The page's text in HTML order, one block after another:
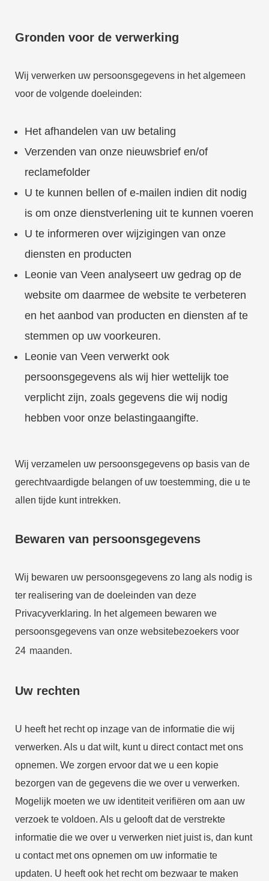
Gronden voor de verwerking
Wij verwerken uw persoonsgegevens in het algemeen
voor de volgende doeleinden:
Het afhandelen van uw betaling
Verzenden van onze nieuwsbrief en/of
reclamefolder
U te kunnen bellen of e-mailen indien dit nodig
is om onze dienstverlening uit te kunnen voeren
U te informeren over wijzigingen van onze
diensten en producten
Leonie van Veen analyseert uw gedrag op de
website om daarmee de website te verbeteren
en het aanbod van producten en diensten af te
stemmen op uw voorkeuren.
Leonie van Veen verwerkt ook
persoonsgegevens als wij hier wettelijk toe
verplicht zijn, zoals gegevens die wij nodig
hebben voor onze belastingaangifte.
Wij verzamelen uw persoonsgegevens op basis van de
gerechtvaardigde belangen of uw toestemming, die u te
allen tijde kunt intrekken.
Bewaren van persoonsgegevens
Wij bewaren uw persoonsgegevens zo lang als nodig is
ter realisering van de doeleinden van deze
Privacyverklaring. In het algemeen bewaren we
persoonsgegevens van onze websitebezoekers voor
24 maanden.
Uw rechten
U heeft het recht op inzage van de informatie die wij
verwerken. Als u dat wilt, kunt u direct contact met ons
opnemen. We zorgen ervoor dat we u een kopie
bezorgen van de gegevens die we over u verwerken.
Mogelijk moeten we uw identiteit verifiëren om aan uw
verzoek te voldoen. Als u gelooft dat de verstrekte
informatie die we over u verwerken niet juist is, dan kunt
u contact met ons opnemen om uw informatie te
updaten. U heeft ook het recht om bezwaar te maken